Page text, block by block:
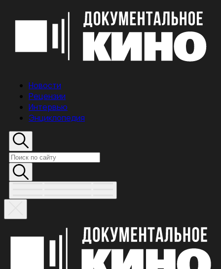
Новости
Рецензии
Интервью
Энциклопедия